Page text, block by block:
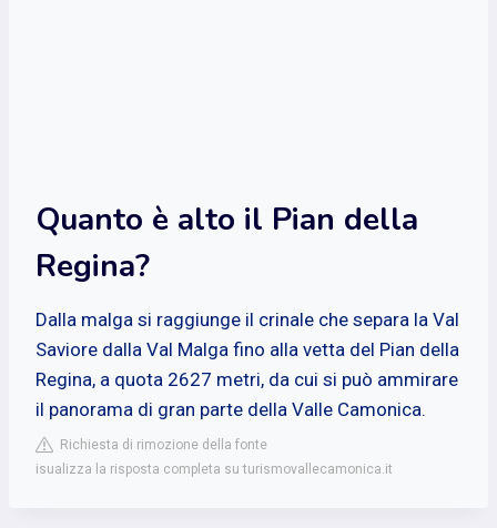
Quanto è alto il Pian della
Regina?
Dalla malga si raggiunge il crinale che separa la Val
Saviore dalla Val Malga fino alla vetta del Pian della
Regina, a quota 2627 metri, da cui si può ammirare
il panorama di gran parte della Valle Camonica.
Richiesta di rimozione della fonte
isualizza la risposta completa su turismovallecamonica.it